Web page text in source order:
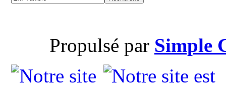
Propulsé par Simple